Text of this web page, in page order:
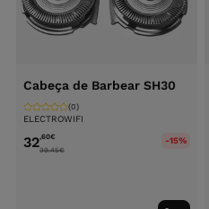
Cabeça de Barbear SH30
ELECTROWIFI
(0)
32,60€
39.45€
-15%